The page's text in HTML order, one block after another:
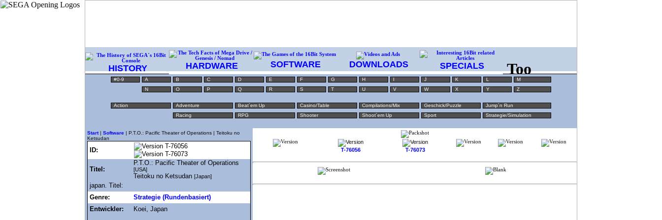
HISTORY HARDWARE SOFTWARE DOWNLOADS SPECIALS
#0-9 A B C D E F G H I J K L
M
N
O P Q R S T U V W X Y Z
Action Adventure Beat´em Up Casino/Table Compilations/Mix Geschick/Puzzle
Jump´n Run
Racing
RPG Shooter Shoot´em Up Sport Strategie/Simulation
Start| Software | P.T.O.: Pacific Theater of Operations | Teitoku no
Ketsudan
ID:
T-76056
T-76073
Titel:
P.T.O.: Pacific Theater of Operations
[USA]
Teitoku no Ketsudan [Japan]
japan. Titel:
Genre:
Strategie (Rundenbasiert)
Entwickler:
Koei, Japan
T-76056 T-76073